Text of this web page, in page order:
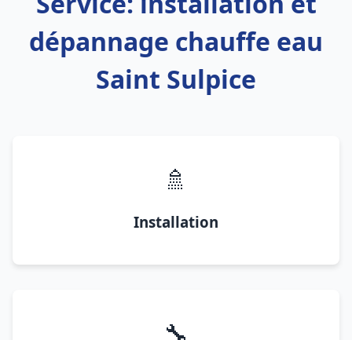
dépannage chauffe eau
Saint Sulpice
🚿
Installation